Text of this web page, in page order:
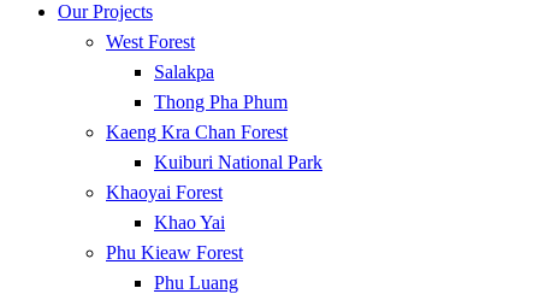
Our Projects
West Forest
Salakpa
Thong Pha Phum
Kaeng Kra Chan Forest
Kuiburi National Park
Khaoyai Forest
Khao Yai
Phu Kieaw Forest
Phu Luang